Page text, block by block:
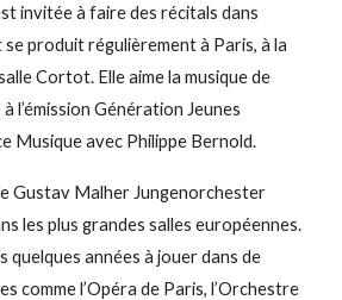
invitée à faire des récitals dans
produit régulièrement à Paris, à la
Cortot. Elle aime la musique de
l’émission Génération Jeunes
Musique avec Philippe Bernold.
Gustav Malher Jungenorchester
les plus grandes salles européennes.
quelques années à jouer dans de
comme l’Opéra de Paris, l’Orchestre